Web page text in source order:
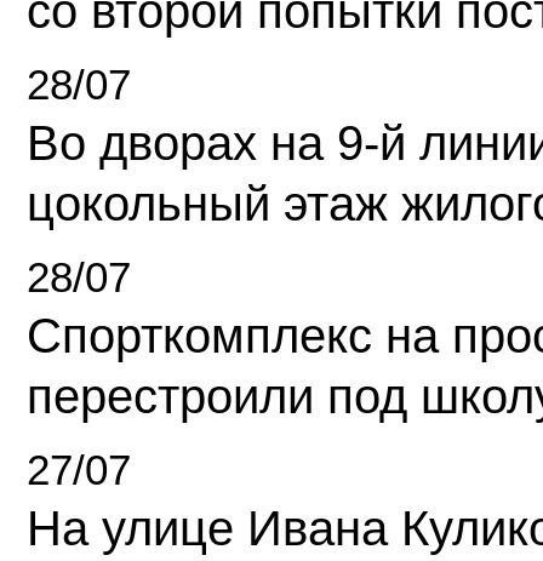
со второй попытки
28/07
Во дворах на 9-й
цокольный этаж
28/07
Спорткомплекс на
перестроили под
27/07
На улице Ивана